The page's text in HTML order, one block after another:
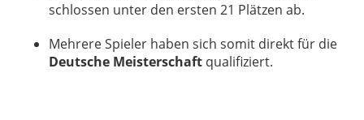
schlossen unter den ersten 21 Plätzen ab.
Mehrere Spieler haben sich somit direkt für die
Deutsche Meisterschaft qualifiziert.